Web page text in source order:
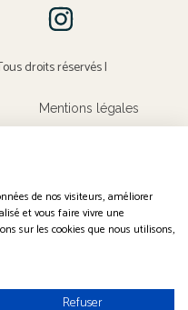
droits réservés |
Mentions légales
de nos visiteurs, améliorer
et vous faire vivre une
sur les cookies que nous utilisons,
Refuser